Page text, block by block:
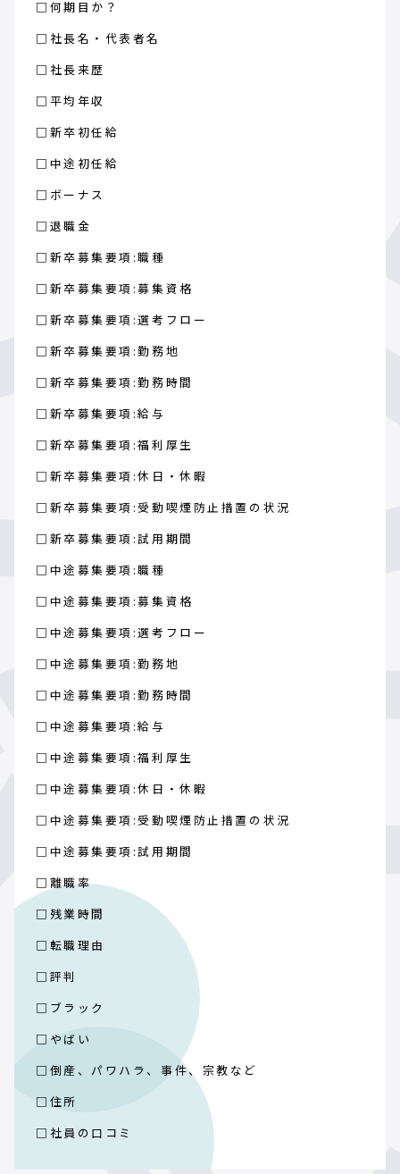
□何期目か？
□社長名・代表者名
□社長来歴
□平均年収
□新卒初任給
□中途初任給
□ボーナス
□退職金
□新卒募集要項:職種
□新卒募集要項:募集資格
□新卒募集要項:選考フロー
□新卒募集要項:勤務地
□新卒募集要項:勤務時間
□新卒募集要項:給与
□新卒募集要項:福利厚生
□新卒募集要項:休日・休暇
□新卒募集要項:受動喫煙防止措置の状況
□新卒募集要項:試用期間
□中途募集要項:職種
□中途募集要項:募集資格
□中途募集要項:選考フロー
□中途募集要項:勤務地
□中途募集要項:勤務時間
□中途募集要項:給与
□中途募集要項:福利厚生
□中途募集要項:休日・休暇
□中途募集要項:受動喫煙防止措置の状況
□中途募集要項:試用期間
□離職率
□残業時間
□転職理由
□評判
□ブラック
□やばい
□倒産、パワハラ、事件、宗教など
□住所
□社員の口コミ